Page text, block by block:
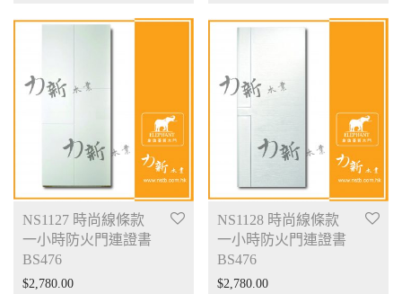
NS1127 時尚線條款
一小時防火門連證書
BS476
$2,780.00
NS1128 時尚線條款
一小時防火門連證書
BS476
$2,780.00